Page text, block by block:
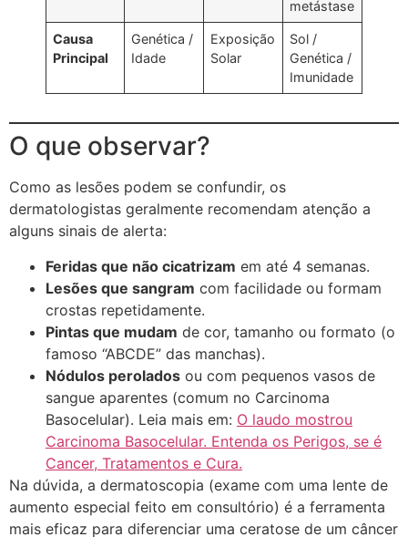
metástase
Causa
Principal
Genética /
Idade
Exposição
Solar
Sol /
Genética /
Imunidade
O que observar?
Como as lesões podem se confundir, os
dermatologistas geralmente recomendam atenção a
alguns sinais de alerta:
Feridas que não cicatrizam em até 4 semanas.
Lesões que sangram com facilidade ou formam
crostas repetidamente.
Pintas que mudam de cor, tamanho ou formato (o
famoso “ABCDE” das manchas).
Nódulos perolados ou com pequenos vasos de
sangue aparentes (comum no Carcinoma
Basocelular). Leia mais em: O laudo mostrou
Carcinoma Basocelular. Entenda os Perigos, se é
Cancer, Tratamentos e Cura.
Na dúvida, a dermatoscopia (exame com uma lente de
aumento especial feito em consultório) é a ferramenta
mais eficaz para diferenciar uma ceratose de um câncer